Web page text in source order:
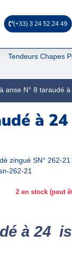
(+33) 3 24 52 24 49
Tendeurs Chapes
anse N° 8 taraudé
à
zingué SN° 262-21
262-21
2 en stock (peut
à 24